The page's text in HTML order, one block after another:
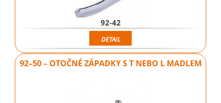
92-42
DETAIL
92–50 – OTOČNÉ ZÁPADKY S T NEBO L MADLEM